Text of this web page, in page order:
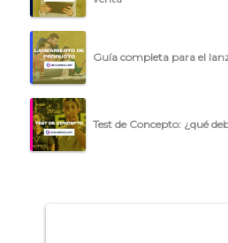
Guía completa para el
Test de Concepto: ¿qué